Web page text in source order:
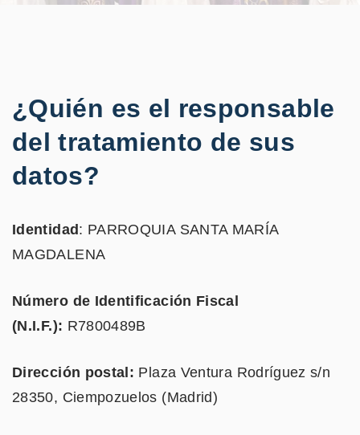
¿Quién es el responsable
del tratamiento de sus
datos?
Identidad : PARROQUIA SANTA MARÍA
MAGDALENA
Número de Identificación Fiscal
(N.I.F.): R7800489B
Dirección postal: Plaza Ventura Rodríguez s/n
28350, Ciempozuelos (Madrid)